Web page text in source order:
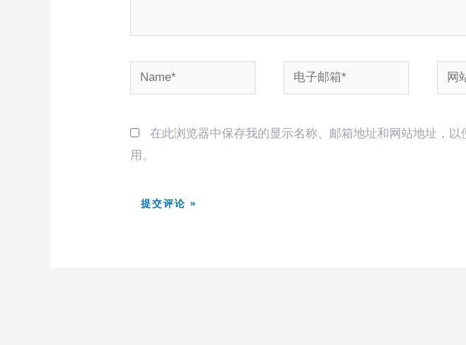
Name*
电
子
箱
网
站
在此浏览器中保存我的显示名称、邮箱地址和网站地址，以
用。